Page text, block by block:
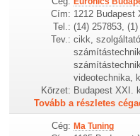
Cím: 1212 Budapest
Tel.: (14) 257853,
Tev.: cikk,
videotechnika,
Körzet: Budapest XXI.
Tovább a részletes
Cég: Ma Tuning